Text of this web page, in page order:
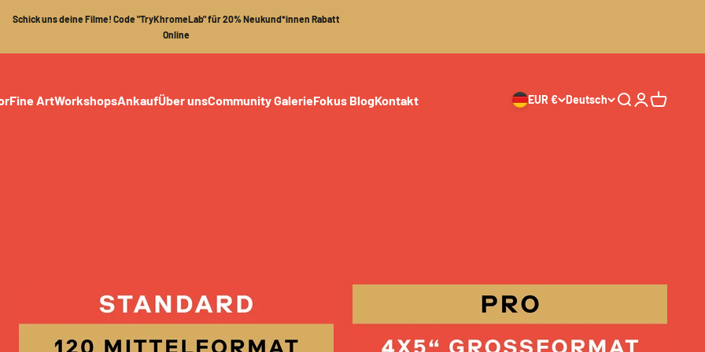
Schick uns deine Filme! Code "TryKhromeLab" für 20% Neukund*innen Rabatt
Online
Fine ArtWorkshopsAnkaufÜber unsCommunity GalerieFokus BlogKontakt EUR € Deutsch SucheAnmelden